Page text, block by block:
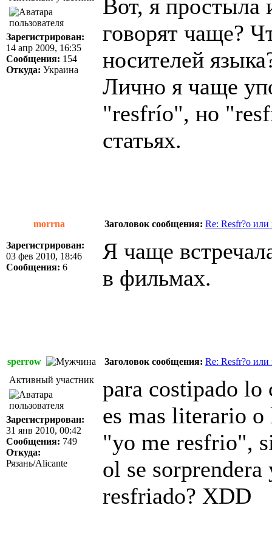
Зарегистрирован:
14 апр 2009, 16:35
Сообщения: 154
Откуда: Украина
Вот, я простыла
говорят чаще?
носителей
Лично я чаще
"resfrío", но
статьях.
morrna Заголовок сообщения: Re: Resfr?o или
Зарегистрирован:
03 фев 2010, 18:46
Сообщения: 6
Я чаще
в фильмах.
sperrow Заголовок сообщения: Re: Resfr?o или
Активный участник
Зарегистрирован:
31 янв 2010, 00:42
Сообщения: 749
Откуда:
Рязань/Alicante
para costipado lo
es mas literario o
"yo me resfrio",
ol se sorprendera
resfriado? XDD